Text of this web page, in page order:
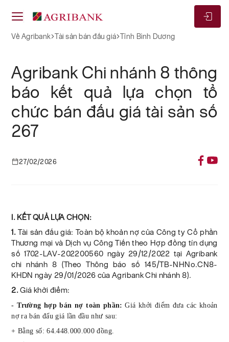
Về Agribank Tài sản bán đấu giá Tỉnh Bình Dương
Agribank Chi nhánh 8 thông
báo kết quả lựa chọn tổ
chức bán đấu giá tài sản số
267
27/02/2026
I. KẾT QUẢ LỰA CHỌN:
1. Tài sản đấu giá: Toàn bộ khoản nợ của Công ty Cổ phần
Thương mại và Dịch vụ Công Tiến theo Hợp đồng tín dụng
số 1702-LAV-202200560 ngày 29/12/2022 tại Agribank
chi nhánh 8 (Theo Thông báo số 145/TB-NHNo.CN8-
KHDN ngày 29/01/2026 của Agribank Chi nhánh 8).
2.Giá khởi điểm:
- Trường hợp bán nợ toàn phần: Giá khởi điểm đưa các khoản
nợ ra bán đấu giá lần đầu như sau:
+ Bằng số: 64.448.000.000 đồng.